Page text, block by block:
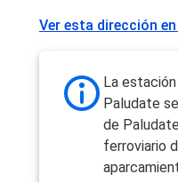
Ver esta dirección
La
Paludate
de
ferroviario